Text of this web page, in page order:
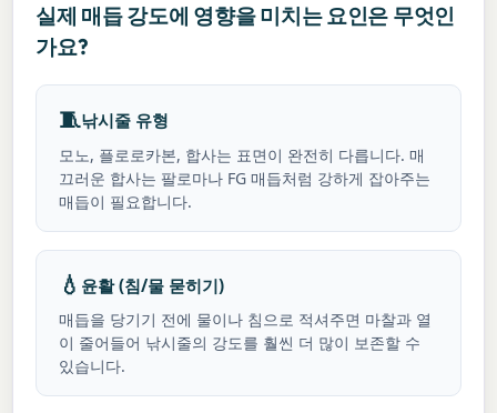
실제 매듭 강도에 영향을 미치는 요인은 무엇인
가요?
🧵낚시줄 유형
모노, 플로로카본, 합사는 표면이 완전히 다릅니다. 매
끄러운 합사는 팔로마나 FG 매듭처럼 강하게 잡아주는
매듭이 필요합니다.
💧 윤활 (침/물 묻히기)
매듭을 당기기 전에 물이나 침으로 적셔주면 마찰과 열
이 줄어들어 낚시줄의 강도를 훨씬 더 많이 보존할 수
있습니다.